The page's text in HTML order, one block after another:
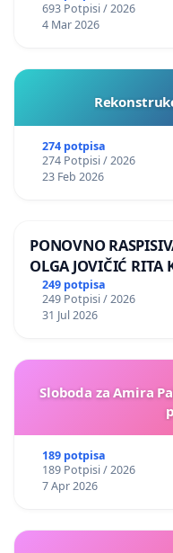
693 Potpisi / 2026
4 Mar 2026
274 potpisa
274 Potpisi / 2026
23 Feb 2026
PONOVNO
OLGA JOVIČIĆ RITA
249 potpisa
249 Potpisi / 2026
31 Jul 2026
Sloboda za Amira
189 potpisa
189 Potpisi / 2026
7 Apr 2026